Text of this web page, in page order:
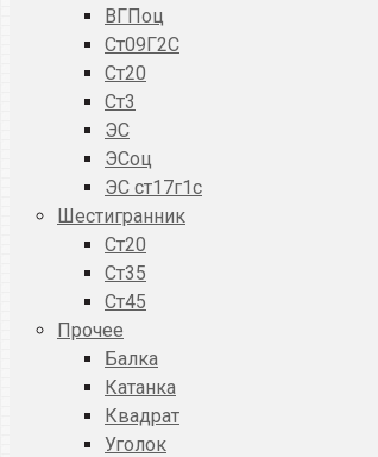
ВГПоц
Ст09Г2С
Ст20
Ст3
ЭС
ЭСоц
ЭС ст17г1с
Шестигранник
Ст20
Ст35
Ст45
Прочее
Балка
Катанка
Квадрат
Уголок